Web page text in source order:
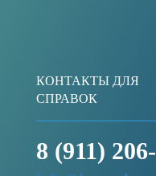
КОНТАКТЫ ДЛЯ
СПРАВОК
8 (911)